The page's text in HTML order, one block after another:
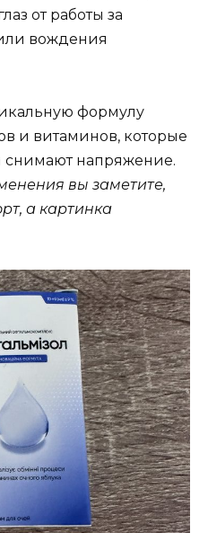
от работы за
вождения
формулу
и витаминов, которые
снимают напряжение.
вы заметите,
а картинка